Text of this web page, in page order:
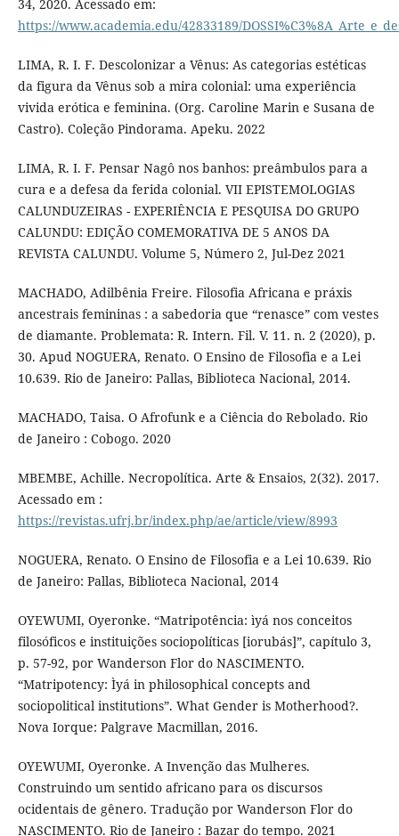
34, 2020. Acessado em:
https://www.academia.edu/42833189/
LIMA, R. I. F. Descolonizar a Vênus: As categorias estéticas
da figura da Vênus sob a mira colonial: uma experiência
vivida erótica e feminina. (Org. Caroline Marin e Susana de
Castro). Coleção Pindorama. Apeku. 2022
LIMA, R. I. F. Pensar Nagô nos banhos: preâmbulos para a
cura e a defesa da ferida colonial. VII EPISTEMOLOGIAS
CALUNDUZEIRAS - EXPERIÊNCIA E PESQUISA DO GRUPO
CALUNDU: EDIÇÃO COMEMORATIVA DE 5 ANOS DA
REVISTA CALUNDU. Volume 5, Número 2, Jul-Dez 2021
MACHADO, Adilbênia Freire. Filosofia Africana e práxis
ancestrais femininas : a sabedoria que “renasce” com vestes
de diamante. Problemata: R. Intern. Fil. V. 11. n. 2 (2020), p.
30. Apud NOGUERA, Renato. O Ensino de Filosofia e a Lei
10.639. Rio de Janeiro: Pallas, Biblioteca Nacional, 2014.
MACHADO, Taisa. O Afrofunk e a Ciência do Rebolado. Rio
de Janeiro : Cobogo. 2020
MBEMBE, Achille. Necropolítica. Arte & Ensaios, 2(32). 2017.
Acessado em :
https://revistas.ufrj.br/index.php/ae/article/view/8993
NOGUERA, Renato. O Ensino de Filosofia e a Lei 10.639. Rio
de Janeiro: Pallas, Biblioteca Nacional, 2014
OYEWUMI, Oyeronke. “Matripotência: ìyá nos conceitos
filosóficos e instituições sociopolíticas [iorubás]”, capítulo 3,
p. 57-92, por Wanderson Flor do NASCIMENTO.
“Matripotency: Ìyá in philosophical concepts and
sociopolitical institutions”. What Gender is Motherhood?.
Nova Iorque: Palgrave Macmillan, 2016.
OYEWUMI, Oyeronke. A Invenção das Mulheres.
Construindo um sentido africano para os discursos
ocidentais de gênero. Tradução por Wanderson Flor do
NASCIMENTO. Rio de Janeiro : Bazar do tempo. 2021